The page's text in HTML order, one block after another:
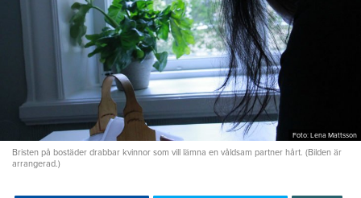
Foto: Lena Mattsson
Bristen på bostäder drabbar kvinnor som vill lämna en våldsam partner hårt. (Bilden är
arrangerad.)